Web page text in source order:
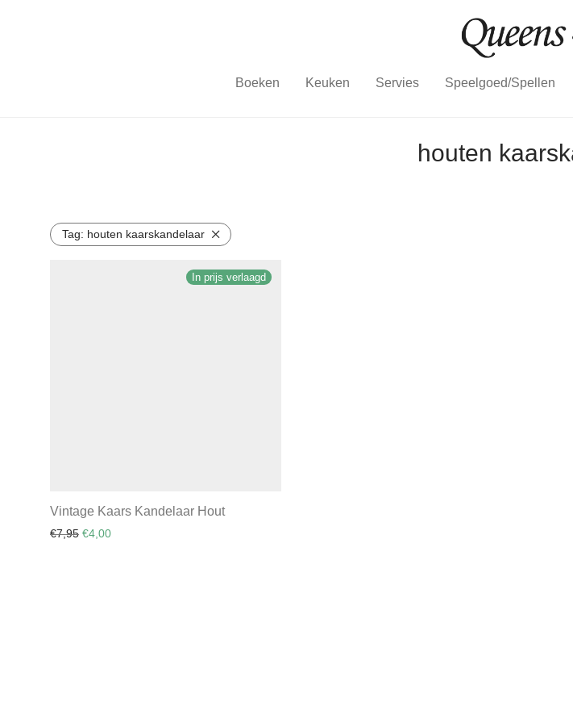
Boeken Keuken Servies Speelgoed/Spellen
houten
Tag: houten kaarskandelaar
In prijs verlaagd
Vintage Kaars Kandelaar Hout
€7,95 Oorspronkelijke prijs was: €7,95.
€4,00Huidige prijs is: €4,00.